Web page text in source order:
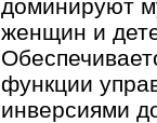
доминируют
женщин и
функции
инверсиями